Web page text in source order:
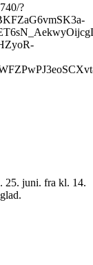
?
25. juni. fra kl. 14.